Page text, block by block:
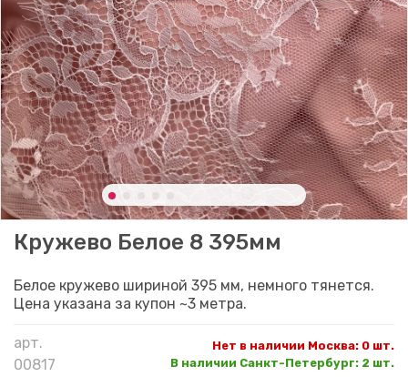
арт.
00817
Нет в наличии Москва: 0 шт.
В наличии Санкт-Петербург: 2 шт.
Кружево Белое 8 395мм
Белое кружево шириной 395 мм, немного тянется.
Цена указана за купон ~3 метра.